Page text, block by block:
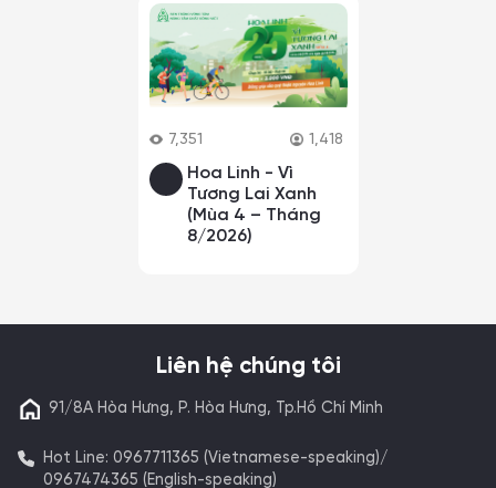
7,351 1,418
Hoa Linh - Vì
Tương Lai Xanh
(Mùa 4 – Tháng
8/2026)
Liên hệ chúng tôi
91/8A Hòa Hưng, P. Hòa Hưng, Tp.Hồ Chí Minh
Hot Line: 0967711365 (Vietnamese-speaking)/
0967474365 (English-speaking)